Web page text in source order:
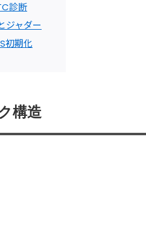
診断
ジャダー
初期化
構造